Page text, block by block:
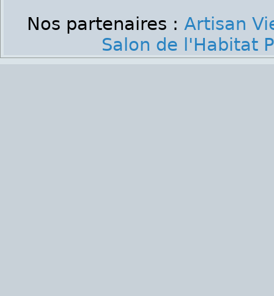
Nos partenaires : Artisan
Salon de l'Habitat